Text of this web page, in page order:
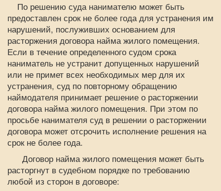
По решению суда нанимателю может быть
предоставлен срок не более года для устранения им
нарушений, послуживших основанием для
расторжения договора найма жилого помещения.
Если в течение определенного судом срока
наниматель не устранит допущенных нарушений
или не примет всех необходимых мер для их
устранения, суд по повторному обращению
наймодателя принимает решение о расторжении
договора найма жилого помещения. При этом по
просьбе нанимателя суд в решении о расторжении
договора может отсрочить исполнение решения на
срок не более года.
Договор найма жилого помещения может быть
расторгнут в судебном порядке по требованию
любой из сторон в договоре: